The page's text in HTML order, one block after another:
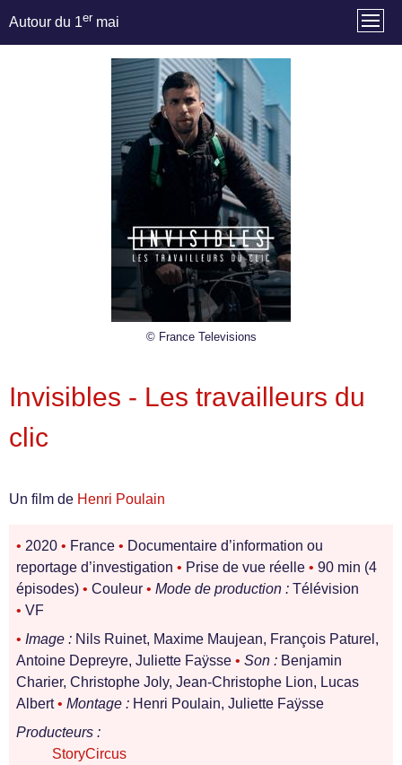
Autour du 1er mai
© France Televisions
Invisibles - Les travailleurs du
clic
Un film de Henri Poulain
• 2020 • France • Documentaire d’information ou
reportage d’investigation • Prise de vue réelle • 90 min (4
épisodes) • Couleur • Mode de production : Télévision
• VF
• Image : Nils Ruinet, Maxime Maujean, François Paturel,
Antoine Depreyre, Juliette Faÿsse • Son : Benjamin
Charier, Christophe Joly, Jean-Christophe Lion, Lucas
Albert• Montage : Henri Poulain, Juliette Faÿsse
Producteurs :
StoryCircus